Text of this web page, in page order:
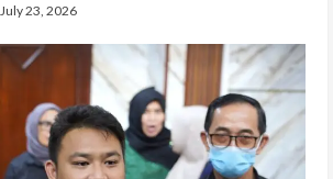
July 23, 2026